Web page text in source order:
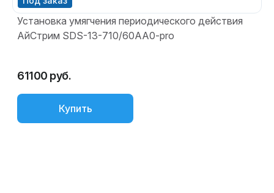
Установка умягчения периодического действия
АйСтрим SDS-13-710/60AA0-pro
61100 руб.
Купить